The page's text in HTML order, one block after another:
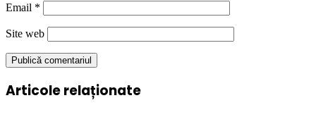
Email *
Site web
Articole relaționate